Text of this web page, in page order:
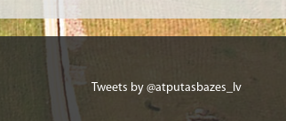
E. Butānas galvaspilsēta.
F. Kaklasaite, kam ir sasietas lentes veids.
F. Neliels, spīdīgs priekšmets (piem., plāksnīte, ripiņa).
G. Mazliet slapja.
G. Upe Lietuvā un Latvijā.
G. Pirts krāsns akmeņi.
H. Ganas galvaspilsēta.
Tweets by @atputasbazes_lv